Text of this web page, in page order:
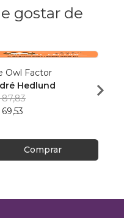
gostar de
Owl Factor
Hedlund
Comprar
de